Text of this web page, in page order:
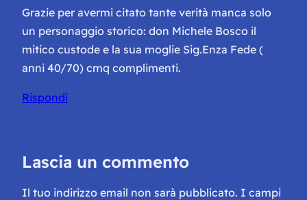
Grazie per avermi citato tante verità manca solo
un personaggio storico: don Michele Bosco il
mitico custode e la sua moglie Sig.Enza Fede (
anni 40/70) cmq complimenti.
Rispondi
Lascia un commento
Il tuo indirizzo email non sarà pubblicato. I campi